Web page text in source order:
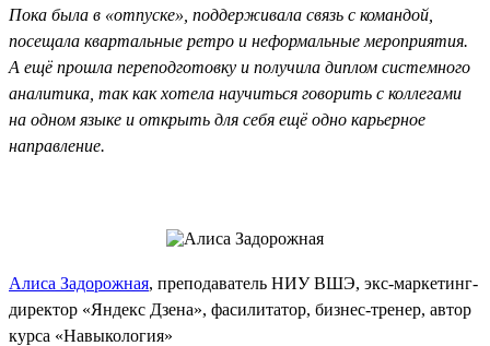
Пока была в «отпуске», поддерживала связь с командой,
посещала квартальные ретро и неформальные мероприятия.
А ещё прошла переподготовку и получила диплом системного
аналитика, так как хотела научиться говорить с коллегами
на одном языке и открыть для себя ещё одно карьерное
направление.
Алиса Задорожная, преподаватель НИУ ВШЭ, экс‑маркетинг-
директор «Яндекс Дзена», фасилитатор, бизнес-тренер, автор
курса «Навыкология»